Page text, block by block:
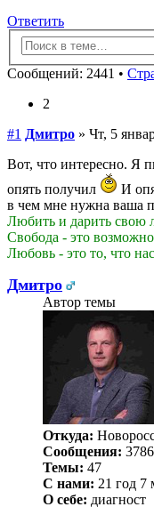
Ответить
Сообщений: 2441 •
2
#1 Дмитро » Чт, 5
Вот, что интересно. Я
опять получил
И
в чем мне нужна ваша
Любить и дарить свою
Свобода - это
Любовь - это то, что
Дмитро
Автор темы
Откуда:
Сообщения: 3786
Темы: 47
С нами: 21 год 7
О себе: диагност